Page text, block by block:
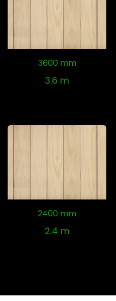
3600 mm
3.6 m
2400 mm
2.4 m